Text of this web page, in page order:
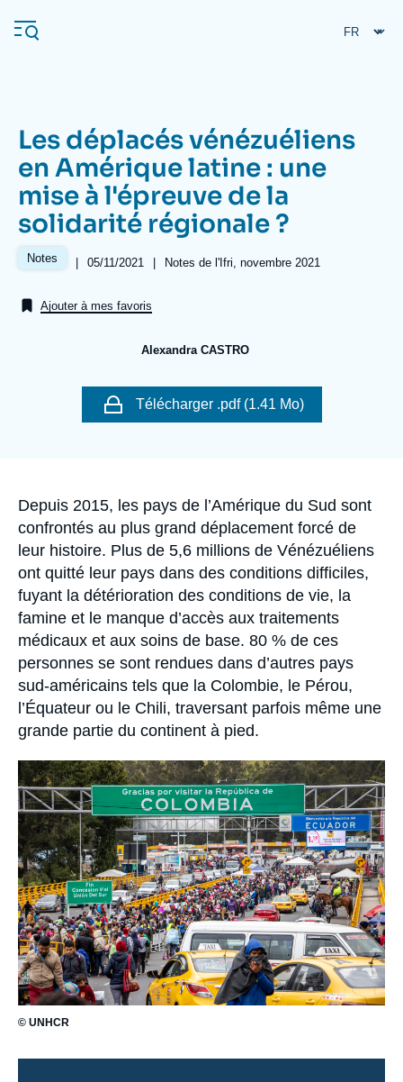
au
contenu
Navigation
principale
L'Ifri
Analyses
Se connecter
Les déplacés vénézuéliens
en Amérique latine : une
mise à l'épreuve de la
solidarité régionale ?
Notes |
Date
publication
05/11/2021 | Références
Notes de l'Ifri, novembre 2021
Ajouter à mes favoris
Alexandra CASTRO
Image
couverture
Télécharger .pdf (1.41 Mo)
Accroche
Depuis 2015, les pays de l’Amérique du Sud sont
confrontés au plus grand déplacement forcé de
leur histoire. Plus de 5,6 millions de Vénézuéliens
ont quitté leur pays dans des conditions difficiles,
fuyant la détérioration des conditions de vie, la
famine et le manque d’accès aux traitements
médicaux et aux soins de base. 80 % de ces
personnes se sont rendues dans d’autres pays
sud-américains tels que la Colombie, le Pérou,
l’Équateur ou le Chili, traversant parfois même une
grande partie du continent à pied.
Image
principale
© UNHCR